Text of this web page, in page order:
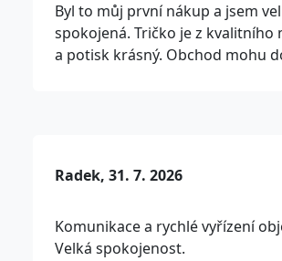
Byl to můj první nákup a jsem
spokojená. Tričko je z kvalitního
a potisk krásný. Obchod mohu
Radek, 31. 7. 2026
Komunikace a rychlé vyřízení
Velká spokojenost.